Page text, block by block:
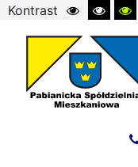
Kontrast